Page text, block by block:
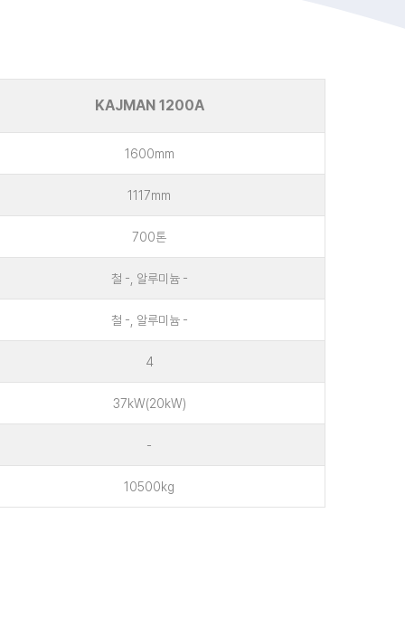
KAJMAN 1200A
1600mm
1117mm
700톤
철 -, 알루미늄 -
철 -, 알루미늄 -
4
37kW(20kW)
-
10500kg